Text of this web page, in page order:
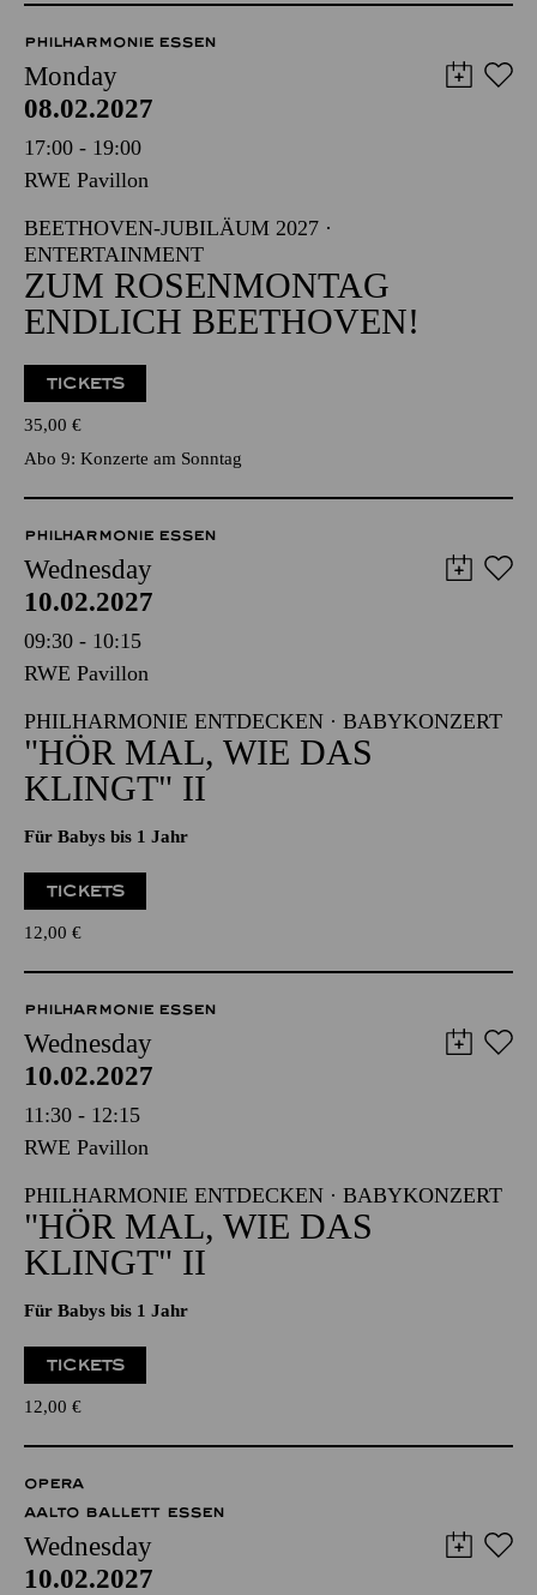
PHILHARMONIE ESSEN
Monday
08.02.2027
17:00 - 19:00
RWE Pavillon
BEETHOVEN-JUBILÄUM 2027 ·
ENTERTAINMENT
ZUM ROSENMONTAG
ENDLICH BEETHOVEN!
TICKETS
35,00 €
Abo 9: Konzerte am Sonntag
PHILHARMONIE ESSEN
Wednesday
10.02.2027
09:30 - 10:15
RWE Pavillon
PHILHARMONIE ENTDECKEN · BABYKONZERT
"HÖR MAL, WIE DAS
KLINGT" II
Für Babys bis 1 Jahr
TICKETS
12,00 €
PHILHARMONIE ESSEN
Wednesday
10.02.2027
11:30 - 12:15
RWE Pavillon
PHILHARMONIE ENTDECKEN · BABYKONZERT
"HÖR MAL, WIE DAS
KLINGT" II
Für Babys bis 1 Jahr
TICKETS
12,00 €
OPERA
AALTO BALLETT ESSEN
Wednesday
10.02.2027